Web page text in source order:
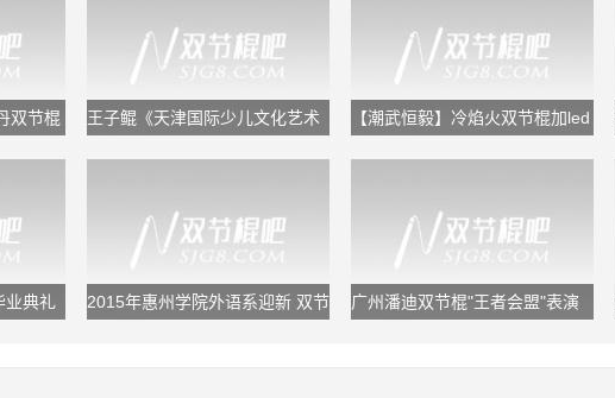
双节棍
王子鲲《天津国际少儿文化艺术
【潮武恒毅】冷焰火双节棍加led
业典礼
2015年惠州学院外语系迎新 双节
广州潘迪双节棍"王者会盟"表演